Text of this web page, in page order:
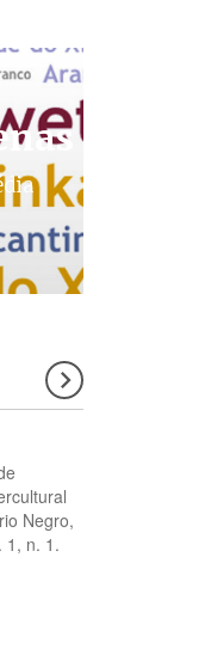
Negro,
1, n. 1.